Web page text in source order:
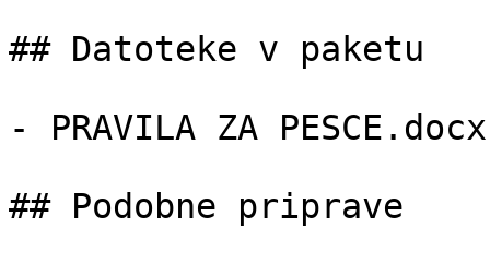
## Datoteke v paketu
- PRAVILA ZA
## Podobne priprave